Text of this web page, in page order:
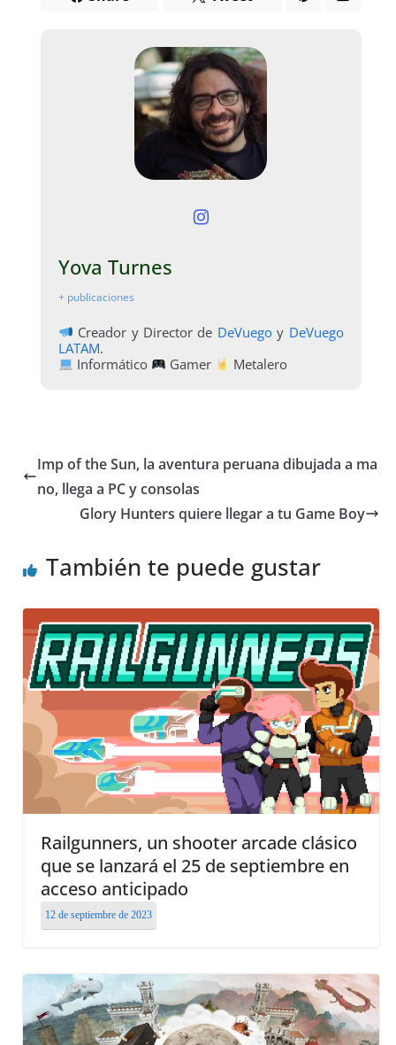
Yova Turnes
+ publicaciones
Creador y Director de DeVuegoy DeVuego
LATAM.
Informático
Gamer Metalero
Imp of the Sun, la aventura peruana dibujada a ma
no, llega a PC y consolas
Glory Hunters quiere llegar a tu Game Boy
También te puede gustar
Railgunners, un shooter arcade clásico
que se lanzará el 25 de septiembre en
acceso anticipado
12 de septiembre de 2023